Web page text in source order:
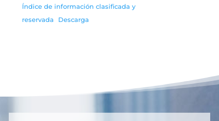
Índice de información clasificada y
reservada
Descarga